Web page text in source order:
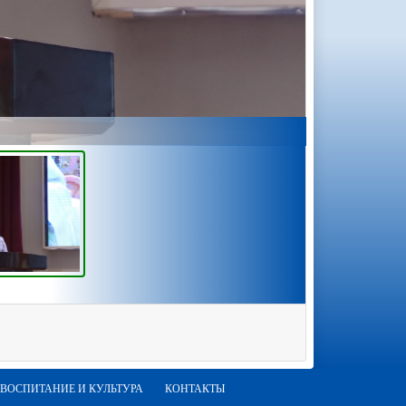
ВОСПИТАНИЕ И КУЛЬТУРА КОНТАКТЫ